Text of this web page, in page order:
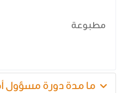
مطبوعة
ما مدة دورة مسؤول